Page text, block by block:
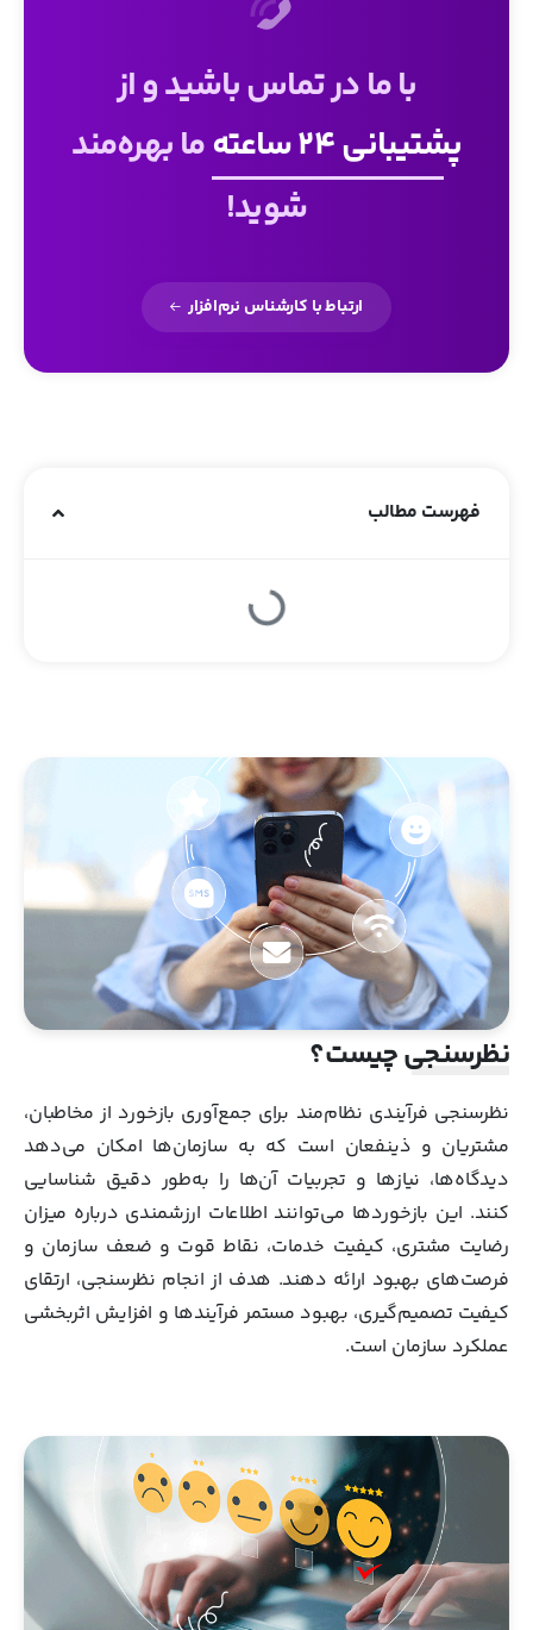
با ما در تماس باشید و از
پشتیبانی 24 ساعته
ما بهره‌مند
شوید!
ارتباط با کارشناس نرم‌افزار
فهرست مطالب
نظرسنجی چیست؟
نظرسنجی فرآیندی نظام‌مند برای جمع‌آوری بازخورد از مخاطبان،
مشتریان و ذینفعان است که به سازمان‌ها امکان می‌دهد
دیدگاه‌ها، نیازها و تجربیات آن‌ها را به‌طور دقیق شناسایی
کنند. این بازخوردها می‌توانند اطلاعات ارزشمندی درباره میزان
رضایت مشتری، کیفیت خدمات، نقاط قوت و ضعف سازمان و
فرصت‌های بهبود ارائه دهند. هدف از انجام نظرسنجی، ارتقای
کیفیت تصمیم‌گیری، بهبود مستمر فرآیندها و افزایش اثربخشی
عملکرد سازمان است.